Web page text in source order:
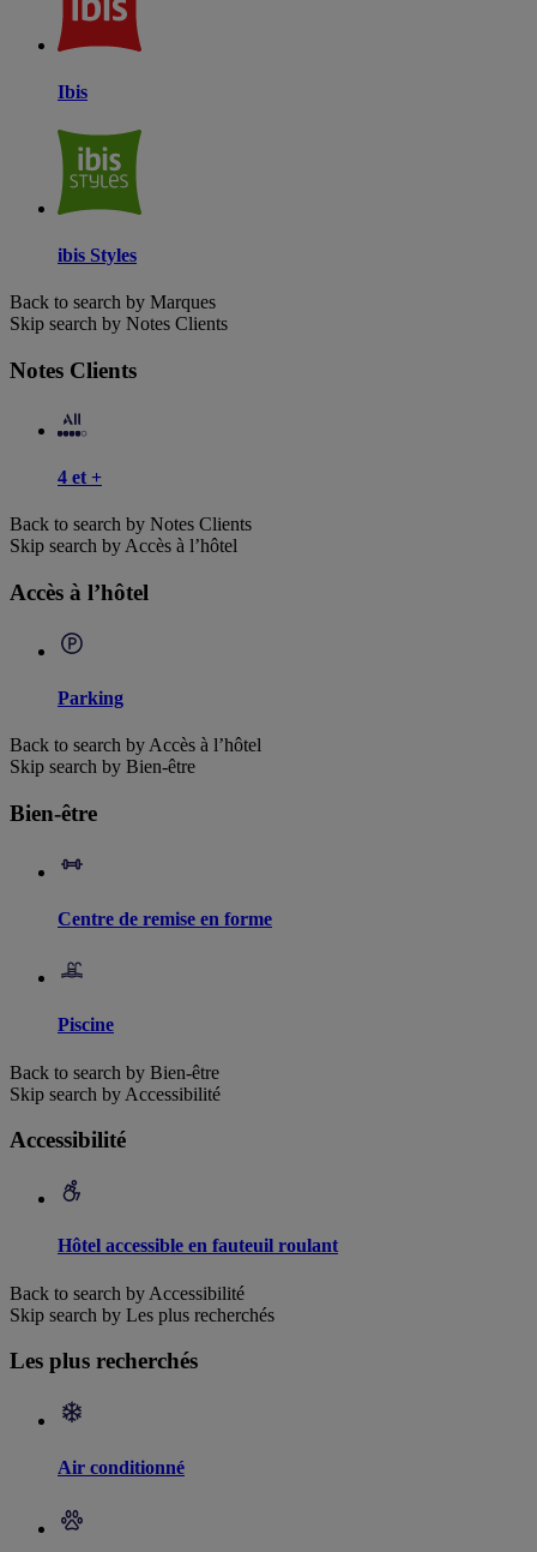
Ibis
ibis Styles
Back to search by Marques
Skip search by Notes Clients
Notes Clients
4 et +
Back to search by Notes Clients
Skip search by Accès à l’hôtel
Accès à l’hôtel
Parking
Back to search by Accès à l’hôtel
Skip search by Bien-être
Bien-être
Centre de remise en forme
Piscine
Back to search by Bien-être
Skip search by Accessibilité
Accessibilité
Hôtel accessible en fauteuil roulant
Back to search by Accessibilité
Skip search by Les plus recherchés
Les plus recherchés
Air conditionné